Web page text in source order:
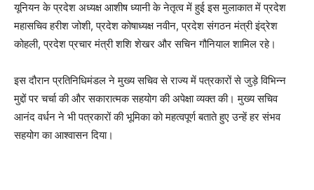
यूनियन के प्रदेश अध्यक्ष आशीष ध्यानी के नेतृत्व में हुई इस मुलाकात में प्रदेश
महासचिव हरीश जोशी, प्रदेश कोषाध्यक्ष नवीन, प्रदेश संगठन मंत्री इंद्रेश
कोहली, प्रदेश प्रचार मंत्री शशि शेखर और सचिन गौनियाल शामिल रहे।
इस दौरान प्रतिनिधिमंडल ने मुख्य सचिव से राज्य में पत्रकारों से जुड़े विभिन्न
मुद्दों पर चर्चा की और सकारात्मक सहयोग की अपेक्षा व्यक्त की। मुख्य सचिव
आनंद वर्धन ने भी पत्रकारों की भूमिका को महत्वपूर्ण बताते हुए उन्हें हर संभव
सहयोग का आश्वासन दिया।